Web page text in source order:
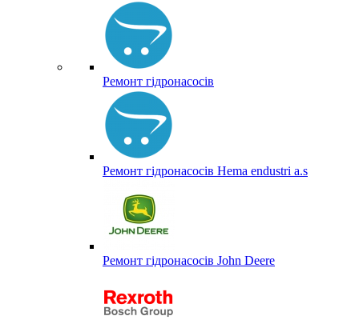
Ремонт гідронасосів
Ремонт гідронасосів Hema endustri a.s
Ремонт гідронасосів John Deere